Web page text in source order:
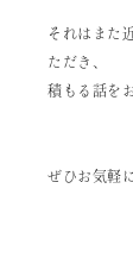
それはまた
ただき、
積もる話を
ぜひお気軽